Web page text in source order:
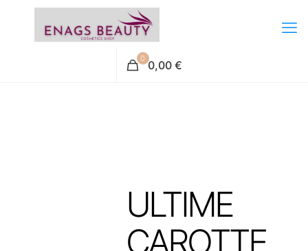
0 0,00 €
ULTIME
CAROTTE